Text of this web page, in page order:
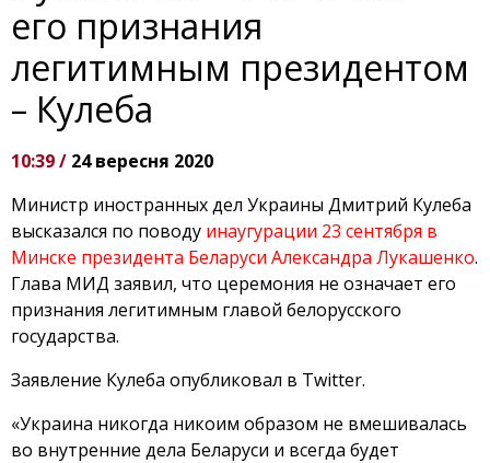
его признания
легитимным президентом
– Кулеба
10:39 / 24 вересня 2020
Министр иностранных дел Украины Дмитрий Кулеба
высказался по поводу инаугурации 23 сентября в
Минске президента Беларуси Александра Лукашенко.
Глава МИД заявил, что церемония не означает его
признания легитимным главой белорусского
государства.
Заявление Кулеба опубликовал в Twitter.
«Украина никогда никоим образом не вмешивалась
во внутренние дела Беларуси и всегда будет